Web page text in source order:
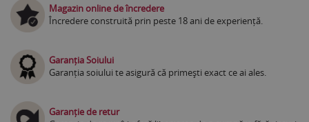
Magazin online de încredere
Încredere construită prin peste 18 ani de experiență.
Garanția Soiului
Garanția soiului te asigură că primești exact ce ai ales.
Garanție de retur